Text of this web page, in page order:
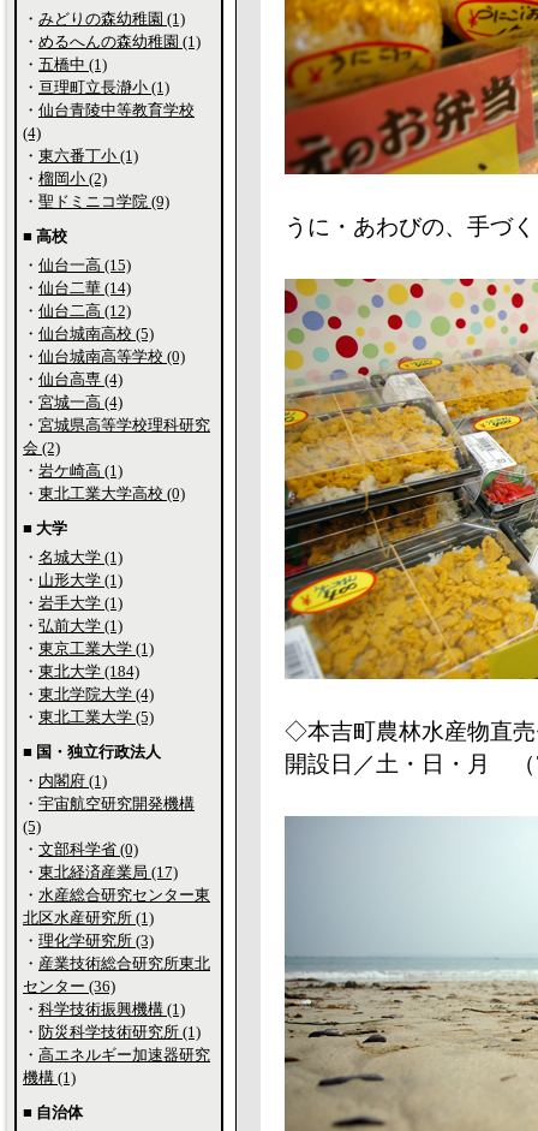
うに・あわびの、手づ
◇本吉町農林水産物直
開設日／土・日・月 （
・ みどりの森幼稚園 (1)
・ めるへんの森幼稚園 (1)
・ 五橋中 (1)
・ 亘理町立長瀞小 (1)
・ 仙台青陵中等教育学校
(4)
・ 東六番丁小 (1)
・ 榴岡小 (2)
・ 聖ドミニコ学院 (9)
■ 高校
・ 仙台一高 (15)
・ 仙台二華 (14)
・ 仙台二高 (12)
・ 仙台城南高校 (5)
・ 仙台城南高等学校 (0)
・ 仙台高専 (4)
・ 宮城一高 (4)
・ 宮城県高等学校理科研究
会 (2)
・ 岩ケ崎高 (1)
・ 東北工業大学高校 (0)
■ 大学
・ 名城大学 (1)
・ 山形大学 (1)
・ 岩手大学 (1)
・ 弘前大学 (1)
・ 東京工業大学 (1)
・ 東北大学 (184)
・ 東北学院大学 (4)
・ 東北工業大学 (5)
■ 国・独立行政法人
・ 内閣府 (1)
・ 宇宙航空研究開発機構
(5)
・ 文部科学省 (0)
・ 東北経済産業局 (17)
・ 水産総合研究センター東
北区水産研究所 (1)
・ 理化学研究所 (3)
・ 産業技術総合研究所東北
センター (36)
・ 科学技術振興機構 (1)
・ 防災科学技術研究所 (1)
・ 高エネルギー加速器研究
機構 (1)
■ 自治体